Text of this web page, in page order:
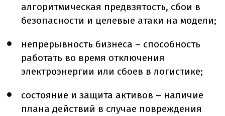
алгоритмическая предвзятость, сбои в
безопасности и целевые атаки на модели;
непрерывность бизнеса – способность
работать во время отключения
электроэнергии или сбоев в логистике;
состояние и защита активов – наличие
плана действий в случае повреждения